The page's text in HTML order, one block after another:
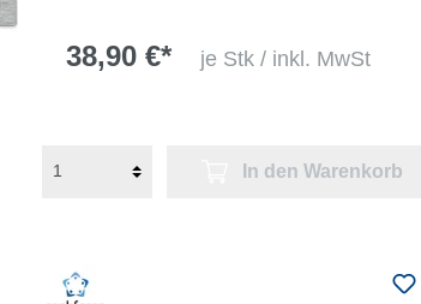
38,90 €* je Stk / inkl. MwSt
In den Warenkorb